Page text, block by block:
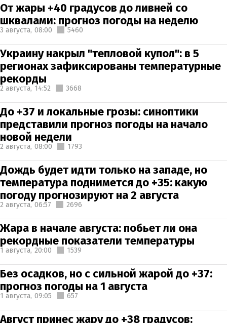
От жары +40 градусов до ливней со
шквалами: прогноз погоды на неделю
3 августа, 08:00 5460
Украину накрыл "тепловой купол": в 5
регионах зафиксированы температурные
рекорды
2 августа, 14:52 3668
До +37 и локальные грозы: синоптики
представили прогноз погоды на начало
новой недели
2 августа, 08:00 1793
Дождь будет идти только на западе, но
температура поднимется до +35: какую
погоду прогнозируют на 2 августа
2 августа, 06:57 2696
Жара в начале августа: побьет ли она
рекордные показатели температуры
1 августа, 20:00 1539
Без осадков, но с сильной жарой до +37:
прогноз погоды на 1 августа
1 августа, 09:05 657
Август принес жару до +38 градусов: